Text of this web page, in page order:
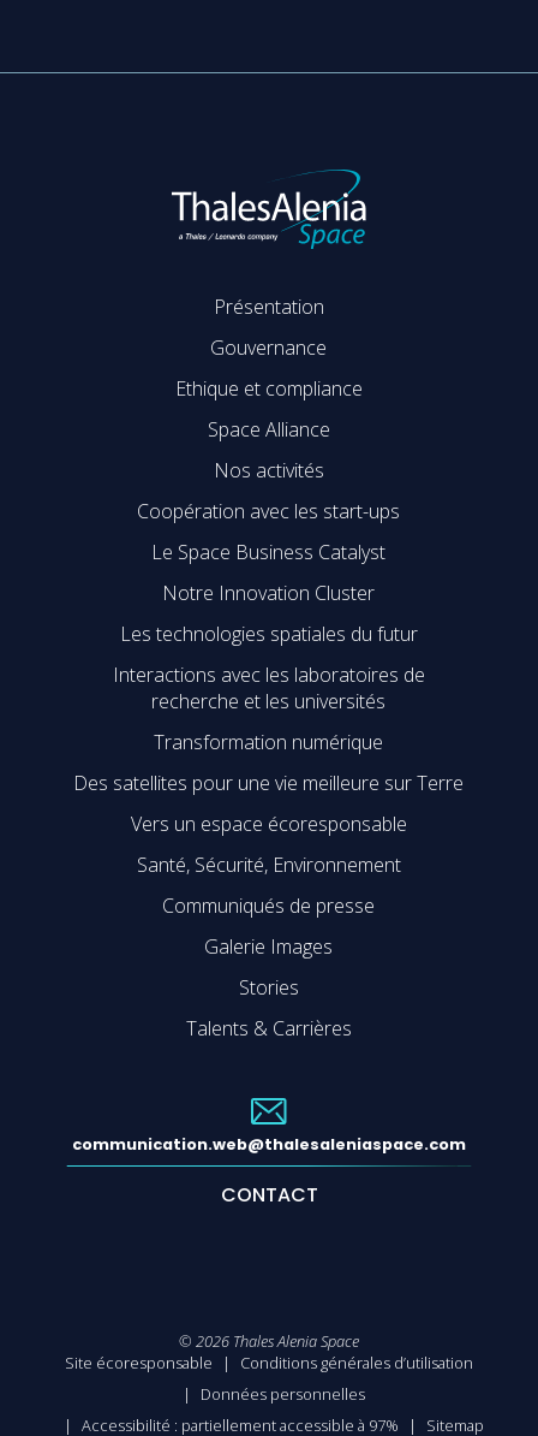
Présentation
Gouvernance
Ethique et compliance
Space Alliance
Nos activités
Coopération avec les start-ups
Le Space Business Catalyst
Notre Innovation Cluster
Les technologies spatiales du futur
Interactions avec les laboratoires de
recherche et les universités
Transformation numérique
Des satellites pour une vie meilleure sur Terre
Vers un espace écoresponsable
Santé, Sécurité, Environnement
Communiqués de presse
Galerie Images
Stories
Talents & Carrières
communication.web@thalesaleniaspace.com
CONTACT
© 2026 Thales Alenia Space
Site écoresponsable
Conditions générales d’utilisation
Données personnelles
Accessibilité : partiellement accessible à 97%
Sitemap